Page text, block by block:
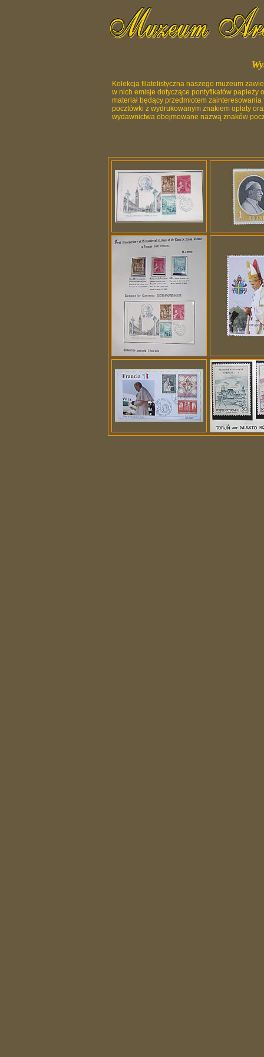
Kolekcja filatelistyczna naszego muzeum
w nich emisje dotyczące pontyfikatów papieży
materiał będący przedmiotem
pocztówki z wydrukowanym znakiem opłaty
wydawnictwa obejmowane nazwą znaków